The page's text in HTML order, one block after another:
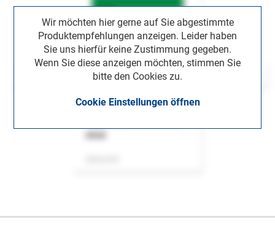
Wir möchten hier gerne auf Sie abgestimmte
Produktempfehlungen anzeigen. Leider haben
Sie uns hierfür keine Zustimmung gegeben.
Wenn Sie diese anzeigen möchten, stimmen Sie
bitte den Cookies zu.
Cookie Einstellungen öffnen